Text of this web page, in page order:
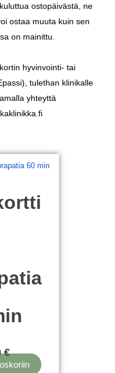
ostopäivästä, ne
ostaa muuta kuin sen
on mainittu.
hyvinvointi- tai
tulethan klinikalle
yhteyttä
€